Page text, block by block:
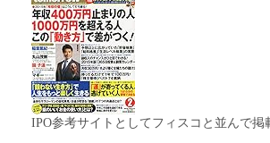
IPO参考サイトとしてフィスコと並んで掲